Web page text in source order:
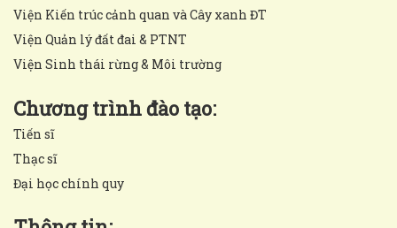
Viện Kiến trúc cảnh quan và Cây xanh ĐT
Viện Quản lý đất đai & PTNT
Viện Sinh thái rừng & Môi trường
Chương trình đào tạo:
Tiến sĩ
Thạc sĩ
Đại học chính quy